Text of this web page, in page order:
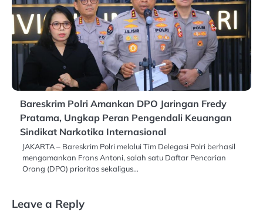
Bareskrim Polri Amankan DPO Jaringan Fredy
Pratama, Ungkap Peran Pengendali Keuangan
Sindikat Narkotika Internasional
JAKARTA – Bareskrim Polri melalui Tim Delegasi Polri berhasil
mengamankan Frans Antoni, salah satu Daftar Pencarian
Orang (DPO) prioritas sekaligus…
Leave a Reply